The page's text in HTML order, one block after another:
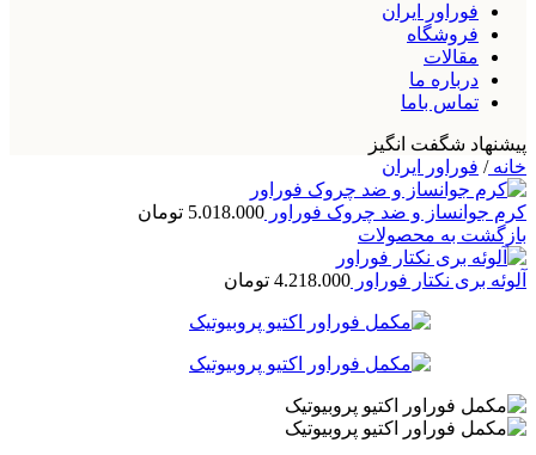
فوراور ایران
فروشگاه
مقالات
درباره ما
تماس باما
پیشنهاد شگفت انگیز
خانه/ فوراور ایران
کرم جوانساز و ضد چروک فوراور 5.018.000 تومان
بازگشت به محصولات
آلوئه برى نكتار فوراور 4.218.000 تومان